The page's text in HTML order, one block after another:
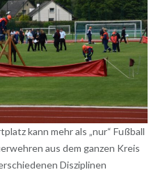
kann mehr als „nur“ Fußball
aus dem ganzen Kreis
Disziplinen